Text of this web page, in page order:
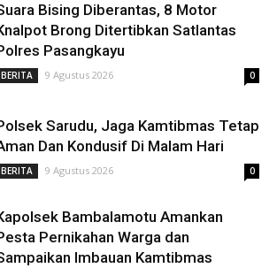
Bising Diberantas, 8 Motor
Brong Ditertibkan Satlantas
Pasangkayu
BERITA 9 Agustus 2026 0
Sarudu, Jaga Kamtibmas Tetap
Dan Kondusif Di Malam Hari
BERITA 9 Agustus 2026 0
Bambalamotu Amankan
Pernikahan Warga dan
Imbauan Kamtibmas